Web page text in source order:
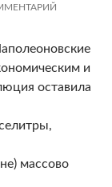
и
оставила
массово